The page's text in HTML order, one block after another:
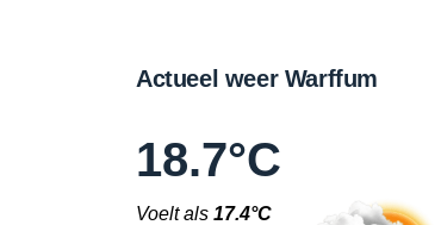
Actueel weer Warffum
18.7°C
Voelt als 17.4°C